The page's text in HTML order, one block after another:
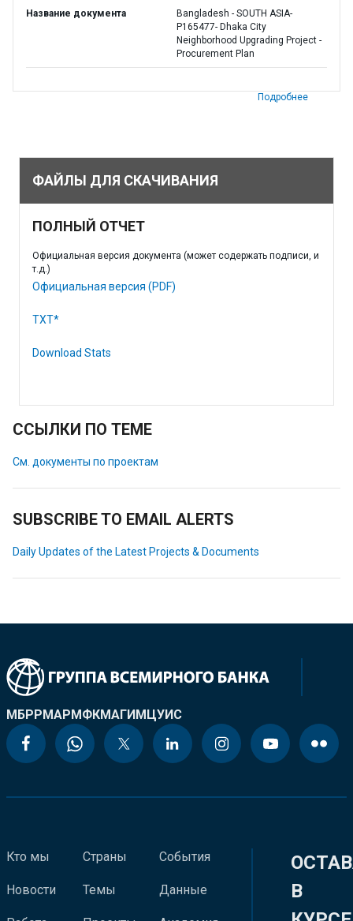
Название документа
Bangladesh - SOUTH ASIA-
P165477- Dhaka City
Neighborhood Upgrading Project -
Procurement Plan
Подробнее
ФАЙЛЫ ДЛЯ СКАЧИВАНИЯ
ПОЛНЫЙ ОТЧЕТ
Официальная версия документа (может содержать подписи, и
т.д.)
Официальная версия (PDF)
TXT*
Download Stats
ССЫЛКИ ПО ТЕМЕ
См. документы по проектам
SUBSCRIBE TO EMAIL ALERTS
Daily Updates of the Latest Projects & Documents
МБРРМАРМФКМАГИМЦУИС
Кто мы
Новости
Страны
Темы
События
Данные
В